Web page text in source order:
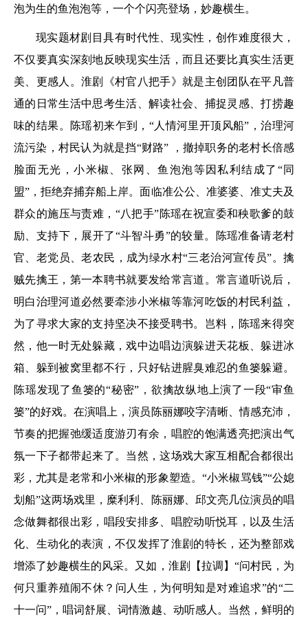
泡为生的鱼泡泡等，一个个闪亮登场，妙趣横生。
现实题材剧目具有时代性、现实性，创作难度很大，
不仅要真实深刻地反映现实生活，而且还要比真实生活更
美、更感人。淮剧《村官八把手》就是主创团队在平凡普
通的日常生活中思考生活、解读社会、捕捉灵感、打捞趣
味的结果。陈瑶初来乍到，“人情河里开顶风船”，治理河
流污染，村民认为就是挡“财路” ，撤掉职务的老村长倍感
脸面无光，小米椒、张网、鱼泡泡等因私利结成了“同
盟”，拒绝弃捕弃船上岸。面临准公公、准婆婆、准丈夫及
群众的施压与责难，“八把手”陈瑶在祝宣委和秧歌爹的鼓
励、支持下，展开了“斗智斗勇”的较量。陈瑶准备请老村
官、老党员、老农民，成为绿水村“三老治河宣传员”。擒
贼先擒王，第一本聘书就要发给常言道。常言道听说后，
明白治理河道必然要牵涉小米椒等靠河吃饭的村民利益，
为了寻求大家的支持坚决不接受聘书。岂料，陈瑶来得突
然，他一时无处躲藏，戏中边唱边演躲进天花板、躲进冰
箱、躲到被窝里都不行，只好钻进腥臭难忍的鱼篓躲避。
陈瑶发现了鱼篓的“秘密”，欲擒故纵地上演了一段“审鱼
篓”的好戏。在演唱上，演员陈丽娜咬字清晰、情感充沛，
节奏的把握弛缓适度游刃有余，唱腔的饱满透亮把演出气
氛一下子都带起来了。当然，这场戏大家互相配合都很出
彩，尤其是老常和小米椒的形象塑造。“小米椒骂钱”“公媳
划船”这两场戏里，糜利利、陈丽娜、邱文亮几位演员的唱
念做舞都很出彩，唱段安排多、唱腔动听悦耳，以及生活
化、生动化的表演，不仅发挥了淮剧的特长，还为整部戏
增添了妙趣横生的风采。又如，淮剧【拉调】“问村民，为
何只重养殖闹不休？问人生，为何明知是对难追求”的“二
十一问”，唱词舒展、词情激越、动听感人。当然，鲜明的